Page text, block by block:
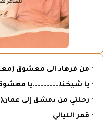
· من فرهاد الى معشوق
· يا شيخنا………………يا
· رحلتي من دمشق إلى عمان(1)
· قمر الليالي